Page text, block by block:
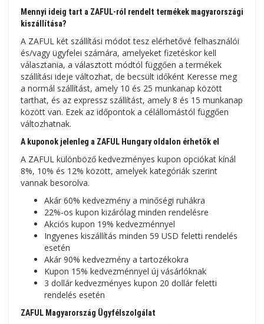
Mennyi ideig tart a ZAFUL-ról rendelt termékek magyarországi
kiszállítása?
A ZAFUL két szállítási módot tesz elérhetővé felhasználói
és/vagy ügyfelei számára, amelyeket fizetéskor kell
választania, a választott módtól függően a termékek
szállítási ideje változhat, de becsült időként Keresse meg
a normál szállítást, amely 10 és 25 munkanap között
tarthat, és az expressz szállítást, amely 8 és 15 munkanap
között van. Ezek az időpontok a célállomástól függően
változhatnak.
A kuponok jelenleg a ZAFUL Hungary oldalon érhetők el
A ZAFUL különböző kedvezményes kupon opciókat kínál
8%, 10% és 12% között, amelyek kategóriák szerint
vannak besorolva.
Akár 60% kedvezmény a minőségi ruhákra
22%-os kupon kizárólag minden rendelésre
Akciós kupon 19% kedvezménnyel
Ingyenes kiszállítás minden 59 USD feletti rendelés
esetén
Akár 90% kedvezmény a tartozékokra
Kupon 15% kedvezménnyel új vásárlóknak
3 dollár kedvezményes kupon 20 dollár feletti
rendelés esetén
ZAFUL Magyarország Ügyfélszolgálat